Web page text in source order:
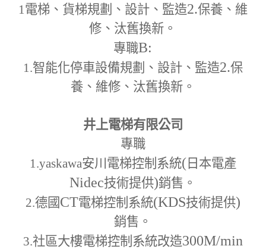
1電梯、貨梯規劃、設計、監造2.保養、維
修、汰舊換新。
專職B:
1.智能化停車設備規劃、設計、監造2.保
養、維修、汰舊換新。
井上電梯有限公司
專職
1.yaskawa安川電梯控制系統( 日本電產
Nidec技術提供)銷售。
2.德國 CT電梯控制系統(KDS技術提供)
銷售。
3.社區大樓電梯控制系統改造300M/min